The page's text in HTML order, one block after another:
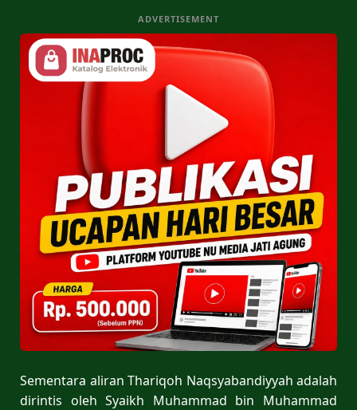
ADVERTISEMENT
Sementara aliran Thariqoh Naqsyabandiyyah adalah
dirintis oleh Syaikh Muhammad bin Muhammad